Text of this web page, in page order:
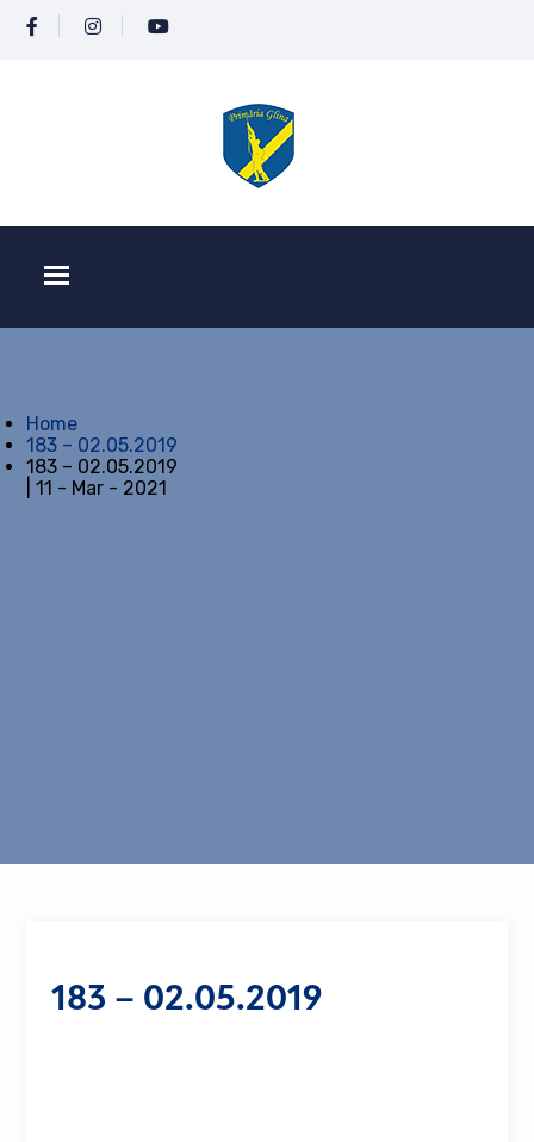
Home
183 – 02.05.2019
183 – 02.05.2019
| 11 - Mar - 2021
183 – 02.05.2019